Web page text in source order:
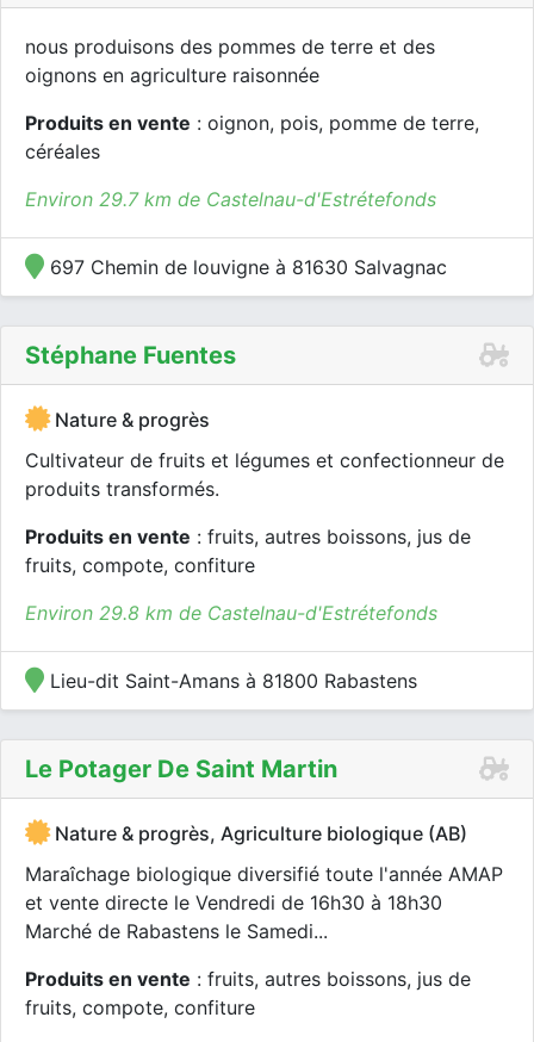
nous produisons des pommes de terre et des
oignons en agriculture raisonnée
Produits en vente : oignon, pois, pomme de terre,
céréales
Environ 29.7 km de Castelnau-d'Estrétefonds
697 Chemin de louvigne à 81630 Salvagnac
Stéphane Fuentes
Nature & progrès
Cultivateur de fruits et légumes et confectionneur de
produits transformés.
Produits en vente : fruits, autres boissons, jus de
fruits, compote, confiture
Environ 29.8 km de Castelnau-d'Estrétefonds
Lieu-dit Saint-Amans à 81800 Rabastens
Le Potager De Saint Martin
Nature & progrès, Agriculture biologique (AB)
Maraîchage biologique diversifié toute l'année AMAP
et vente directe le Vendredi de 16h30 à 18h30
Marché de Rabastens le Samedi...
Produits en vente : fruits, autres boissons, jus de
fruits, compote, confiture